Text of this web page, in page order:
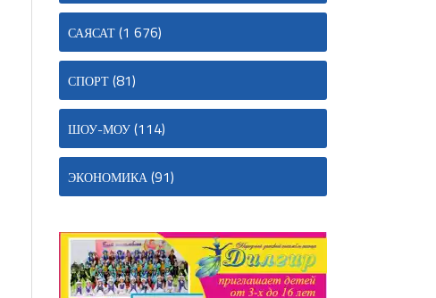
САЯСАТ(1 676)
СПОРТ(81)
ШОУ-МОУ(114)
ЭКОНОМИКА(91)